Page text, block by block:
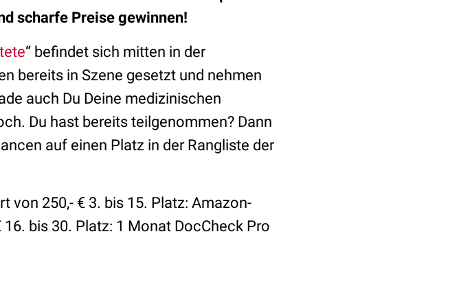
scharfe Preise gewinnen!
“ befindet sich mitten in der
bereits in Szene gesetzt und nehmen
auch Du Deine medizinischen
Du hast bereits teilgenommen? Dann
auf einen Platz in der Rangliste der
von 250,- € 3. bis 15. Platz: Amazon-
bis 30. Platz: 1 Monat DocCheck Pro